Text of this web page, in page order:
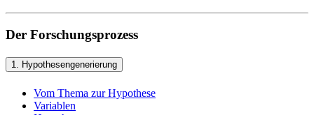
Der Forschungsprozess
1. Hypothesengenerierung
Vom Thema zur Hypothese
Variablen